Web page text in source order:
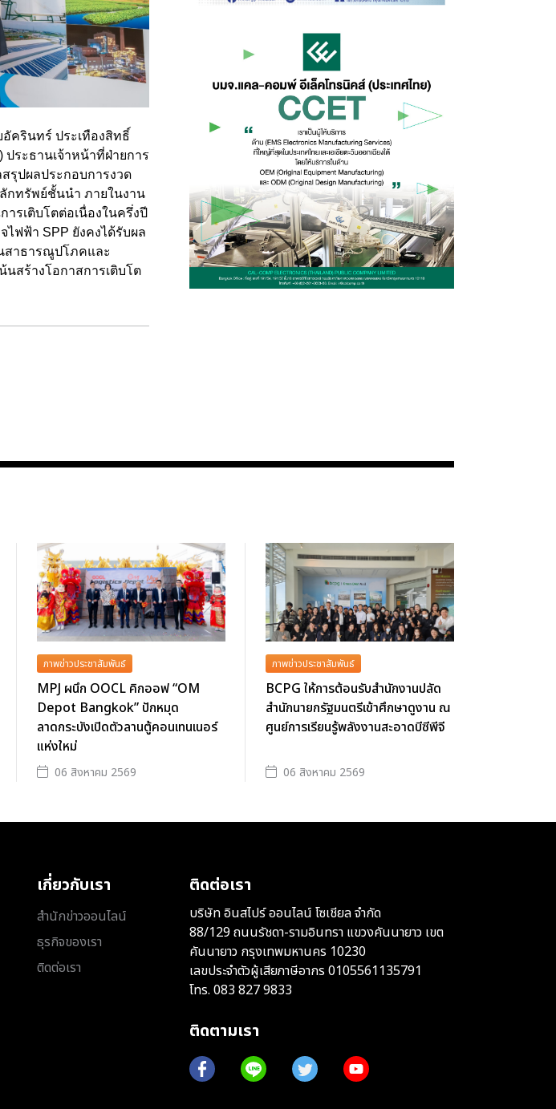
ครินทร์ ประเทืองสิทธิ์
ระธานเจ้าหน้าที่ฝ่ายการ
สรุปผลประกอบการงวด
กทรัพย์ชั้นนำ ภายในงาน
รเติบโตต่อเนื่องในครึ่งปี
ฟฟ้า SPP ยังคงได้รับผล
สาธารณูปโภคและ
นสร้างโอกาสการเติบโต
ภาพข่าวประชาสัมพันธ์
MPJ ผนึก OOCL คิกออฟ “OM
Depot Bangkok” ปักหมุด
ลาดกระบังเปิดตัวลานตู้คอนเทนเนอร์
แห่งใหม่
06 สิงหาคม 2569
ภาพข่าวประชาสัมพันธ์
BCPG ให้การต้อนรับสำนักงานปลัด
สำนักนายกรัฐมนตรีเข้าศึกษาดูงาน ณ
ศูนย์การเรียนรู้พลังงานสะอาดบีซีพีจี
06 สิงหาคม 2569
เกี่ยวกับเรา
สำนักข่าวออนไลน์
ธุรกิจของเรา
ติดต่อเรา
ติดต่อเรา
บริษัท อินสไปร์ ออนไลน์ โซเชียล จำกัด
88/129 ถนนรัชดา-รามอินทรา แขวงคันนายาว เขต
คันนายาว กรุงเทพมหานคร 10230
เลขประจำตัวผู้เสียภาษีอากร 0105561135791
โทร. 083 827 9833
ติดตามเรา